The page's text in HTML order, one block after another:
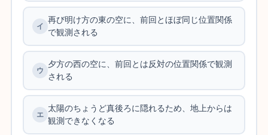
再び明け方の東の空に、前回とほぼ同じ位置関係
で観測される
夕方の西の空に、前回とは反対の位置関係で観測
される
太陽のちょうど真後ろに隠れるため、地上からは
観測できなくなる